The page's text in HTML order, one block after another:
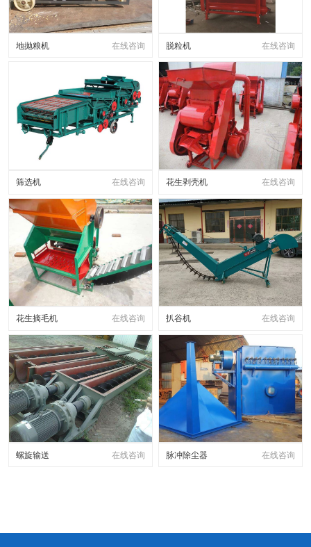
地抛粮机 在线咨询 脱粒机 在线咨询
筛选机 在线咨询 花生剥壳机 在线咨询
花生摘毛机 在线咨询 扒谷机 在线咨询
螺旋输送 在线咨询 脉冲除尘器 在线咨询